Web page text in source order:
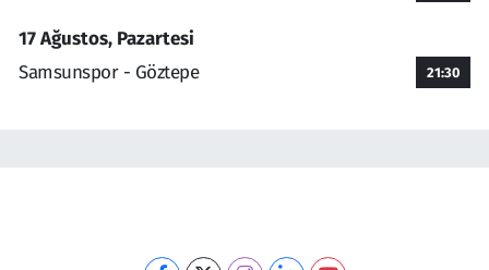
17 Ağustos, Pazartesi
Samsunspor - Göztepe
21:30